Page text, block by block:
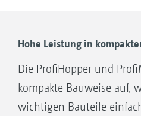
Hohe Leistung in
Die ProfiHopper und
kompakte Bauweise auf,
wichtigen Bauteile